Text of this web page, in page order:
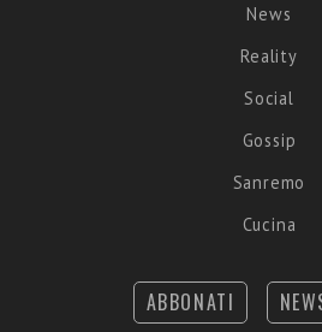
News
Reality
Social
Gossip
Sanremo
Cucina
ABBONATI